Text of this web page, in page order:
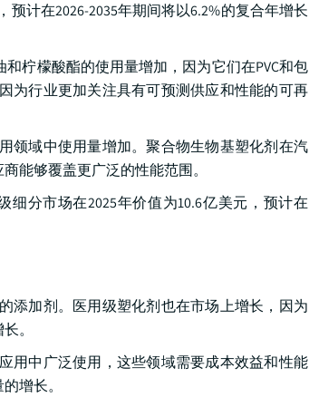
计在2026-2035年期间将以6.2%的复合年增长
柠檬酸酯的使用量增加，因为它们在PVC和包
为行业更加关注具有可预测供应和性能的可再
领域中使用量增加。聚合物生物基塑化剂在汽
能够覆盖更广泛的性能范围。
分市场在2025年价值为10.6亿美元，预计在
添加剂。医用级塑化剂也在市场上增长，因为
。
用中广泛使用，这些领域需要成本效益和性能
增长。